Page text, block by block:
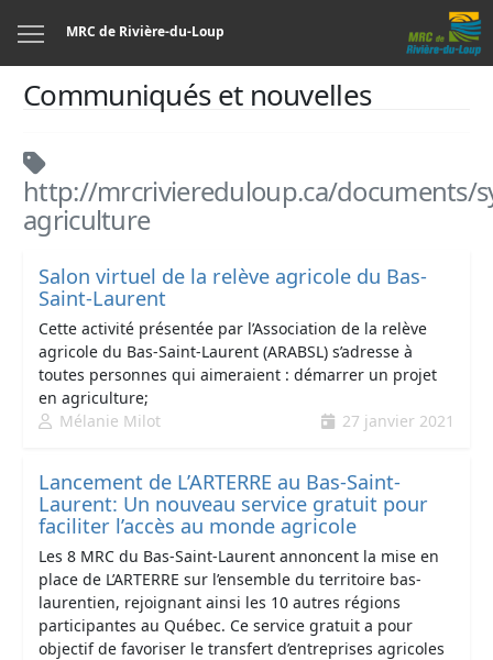
MRC de Rivière-du-Loup
Communiqués et nouvelles
http://mrcriviereduloup.ca/documents/
agriculture
Salon virtuel de la relève agricole du Bas-
Saint-Laurent
Cette activité présentée par l’Association de la relève
agricole du Bas-Saint-Laurent (ARABSL) s’adresse à
toutes personnes qui aimeraient : démarrer un projet
en agriculture;
Mélanie Milot
27 janvier 2021
Lancement de L’ARTERRE au Bas-Saint-
Laurent: Un nouveau service gratuit pour
faciliter l’accès au monde agricole
Les 8 MRC du Bas-Saint-Laurent annoncent la mise en
place de L’ARTERRE sur l’ensemble du territoire bas-
laurentien, rejoignant ainsi les 10 autres régions
participantes au Québec. Ce service gratuit a pour
objectif de favoriser le transfert d’entreprises agricoles